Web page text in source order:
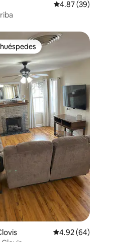
5; 33 evaluacionesCalificación
4.87 (39)
5; 26 evaluaciones
Calificación
4.92 (64)